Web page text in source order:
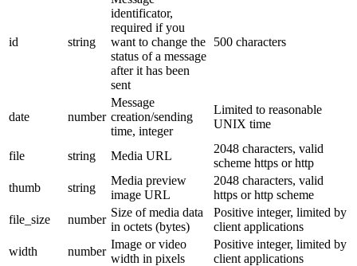
id string
identificator,
required if you
want to change the
status of a message
after it has been
sent
500 characters
date number
Message
creation/sending
time, integer
Limited to reasonable
UNIX time
file string Media URL
2048 characters, valid
scheme https or http
thumb
string
Media preview
image URL
2048 characters, valid
https or http scheme
file_size
number
Size of media data
in octets (bytes)
Positive integer, limited by
client applications
width
number
Image or video
width in pixels
Positive integer, limited by
client applications